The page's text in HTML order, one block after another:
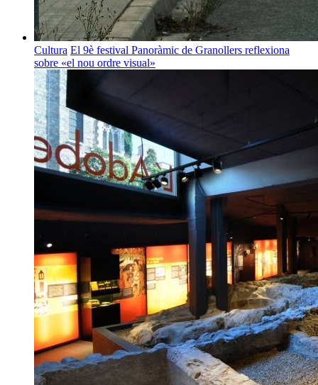
Cultura El 9è festival Panoràmic de Granollers reflexiona
sobre «el nou ordre visual»